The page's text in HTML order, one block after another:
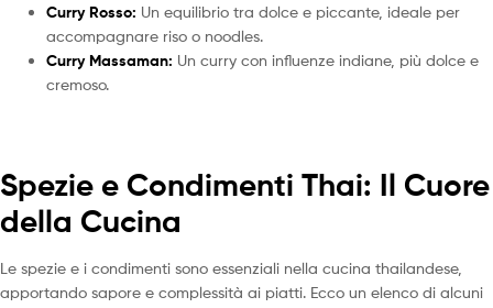
Curry Rosso: Un equilibrio tra dolce e piccante, ideale per
accompagnare riso o noodles.
Curry Massaman: Un curry con influenze indiane, più dolce e
cremoso.
Spezie e Condimenti Thai: Il Cuore
della Cucina
Le spezie e i condimenti sono essenziali nella cucina thailandese,
apportando sapore e complessità ai piatti. Ecco un elenco di alcuni